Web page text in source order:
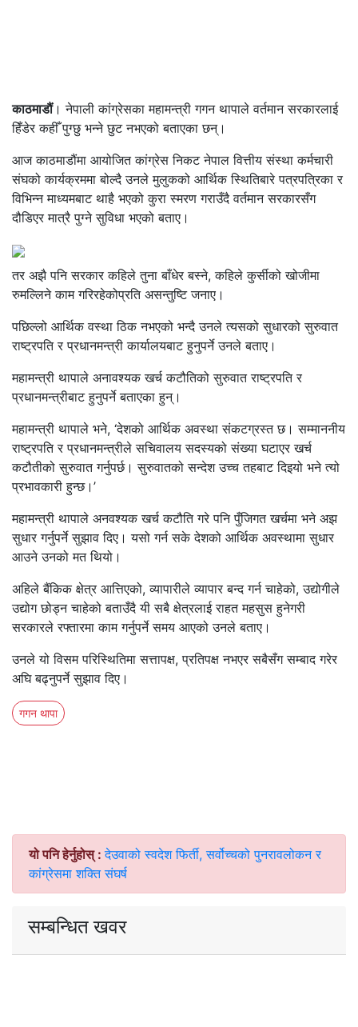
काठमाडौं। नेपाली कांग्रेसका महामन्त्री गगन थापाले वर्तमान सरकारलाई
हिँडेर कहीँ पुग्छु भन्ने छुट नभएको बताएका छन्।
आज काठमाडौंमा आयोजित कांग्रेस निकट नेपाल वित्तीय संस्था कर्मचारी
संघको कार्यक्रममा बोल्दै उनले मुलुकको आर्थिक स्थितिबारे पत्रपत्रिका र
विभिन्न माध्यमबाट थाहै भएको कुरा स्मरण गराउँदै वर्तमान सरकारसँग
दौडिएर मात्रै पुग्ने सुविधा भएको बताए।
तर अझै पनि सरकार कहिले तुना बाँधेर बस्ने, कहिले कुर्सीको खोजीमा
रुमल्लिने काम गरिरहेकोप्रति असन्तुष्टि जनाए।
पछिल्लो आर्थिक वस्था ठिक नभएको भन्दै उनले त्यसको सुधारको सुरुवात
राष्ट्रपति र प्रधानमन्त्री कार्यालयबाट हुनुपर्ने उनले बताए।
महामन्त्री थापाले अनावश्यक खर्च कटौतिको सुरुवात राष्ट्रपति र
प्रधानमन्त्रीबाट हुनुपर्ने बताएका हुन्।
महामन्त्री थापाले भने, ‘देशको आर्थिक अवस्था संकटग्रस्त छ। सम्माननीय
राष्ट्रपति र प्रधानमन्त्रीले सचिवालय सदस्यको संख्या घटाएर खर्च
कटौतीको सुरुवात गर्नुपर्छ। सुरुवातको सन्देश उच्च तहबाट दिइयो भने त्यो
प्रभावकारी हुन्छ।’
महामन्त्री थापाले अनवश्यक खर्च कटौति गरे पनि पुँजिगत खर्चमा भने अझ
सुधार गर्नुपर्ने सुझाव दिए। यसो गर्न सके देशको आर्थिक अवस्थामा सुधार
आउने उनको मत थियो।
अहिले बैंकिक क्षेत्र आत्तिएको, व्यापारीले व्यापार बन्द गर्न चाहेको, उद्योगीले
उद्योग छोड्न चाहेको बताउँदै यी सबै क्षेत्रलाई राहत महसुस हुनेगरी
सरकारले रफ्तारमा काम गर्नुपर्ने समय आएको उनले बताए।
उनले यो विसम परिस्थितिमा सत्तापक्ष, प्रतिपक्ष नभएर सबैसँग सम्बाद गरेर
अघि बढ्नुपर्ने सुझाव दिए।
गगन थापा
यो पनि हेर्नुहोस् :देउवाको स्वदेश फिर्ती, सर्वोच्चको पुनरावलोकन र
कांग्रेसमा शक्ति संघर्ष
सम्बन्धित खवर